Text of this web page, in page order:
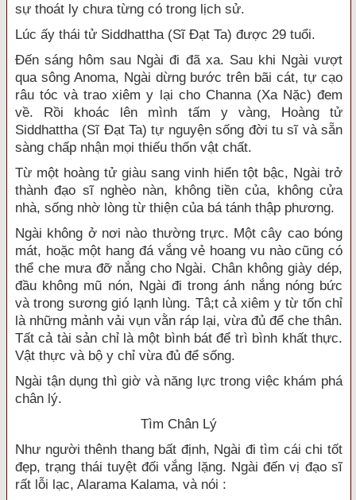
sự thoát ly chưa từng có trong lịch sử.
Lúc ấy thái tử Siddhattha (Sĩ Đạt Ta) được 29 tuổi.
Đến sáng hôm sau Ngài đi đã xa. Sau khi Ngài vượt
qua sông Anoma, Ngài dừng bước trên bãi cát, tự cạo
râu tóc và trao xiêm y lại cho Channa (Xa Nặc) đem
về. Rồi khoác lên mình tấm y vàng, Hoàng tử
Siddhattha (Sĩ Đạt Ta) tự nguyện sống đời tu sĩ và sẵn
sàng chấp nhận mọi thiếu thốn vật chất.
Từ một hoàng tử giàu sang vinh hiển tột bậc, Ngài trở
thành đạo sĩ nghèo nàn, không tiền của, không cửa
nhà, sống nhờ lòng từ thiện của bá tánh thập phương.
Ngài không ở nơi nào thường trực. Một cây cao bóng
mát, hoặc một hang đá vắng vẻ hoang vu nào cũng có
thể che mưa đỡ nắng cho Ngài. Chân không giày dép,
đầu không mũ nón, Ngài đi trong ánh nắng nóng bức
và trong sương gió lạnh lùng. Tâ;t cả xiêm y từ tốn chỉ
là những mảnh vải vụn vằn ráp lại, vừa đủ để che thân.
Tất cả tài sản chỉ là một bình bát để trì bình khất thực.
Vật thực và bộ y chỉ vừa đủ để sống.
Ngài tận dụng thì giờ và năng lực trong việc khám phá
chân lý.
Tìm Chân Lý
Như người thênh thang bất định, Ngài đi tìm cái chi tốt
đẹp, trạng thái tuyệt đối vắng lặng. Ngài đến vị đạo sĩ
rất lỗi lạc, Alarama Kalama, và nói :